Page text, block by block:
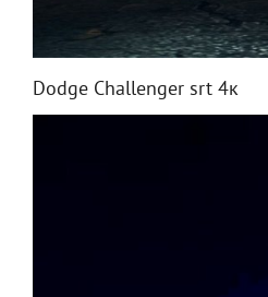
Dodge Challenger srt 4к